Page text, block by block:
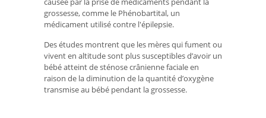
grossesse, comme le Phénobartital, un
médicament utilisé contre l'épilepsie.
Des études montrent que les mères qui fument ou
vivent en altitude sont plus susceptibles d’avoir un
bébé atteint de sténose crânienne faciale en
raison de la diminution de la quantité d’oxygène
transmise au bébé pendant la grossesse.